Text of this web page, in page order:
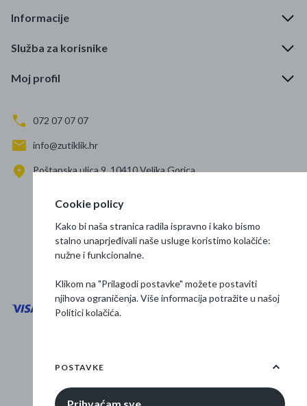
Informacije
Služba za korisnike
Moj profil
072 07 07 07
info@zutiklik.hr
Poštanska ulica 9, 10410 Velika Gorica
Prati nas
Osnovne informacije
Cookie policy
Kako bi naša stranica radila ispravno i kako bismo
stalno unaprjeđivali naše usluge koristimo kolačiće:
nužne i funkcionalne.
Klikom na "Prilagodi postavke" možete postaviti
njihova ograničenja. Više informacija potražite u našoj
Politici kolačića.
POSTAVKE